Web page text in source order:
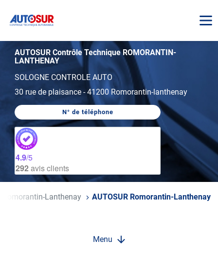
AUTOSUR Contrôle Technique ROMORANTIN-
LANTHENAY
SOLOGNE CONTROLE AUTO
30 rue de plaisance -41200 Romorantin-lanthenay
N° de téléphone
AFFICHER
ROMORANTIN-
LANTHENAY
4.9/5
292 avis clients
Romorantin-Lanthenay AUTOSUR Romorantin-Lanthenay
Menu